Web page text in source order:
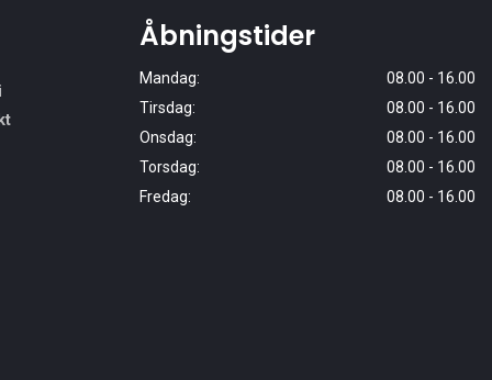
Åbningstider
Mandag:
08.00 - 16.00
Tirsdag:
08.00 - 16.00
Onsdag:
08.00 - 16.00
Torsdag:
08.00 - 16.00
Fredag:
08.00 - 16.00